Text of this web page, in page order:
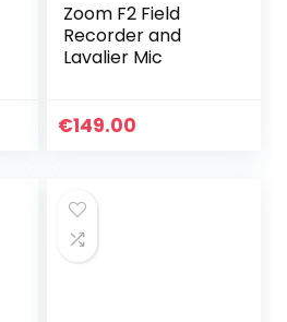
Zoom F2 Field
Recorder and
Lavalier Mic
€149.00